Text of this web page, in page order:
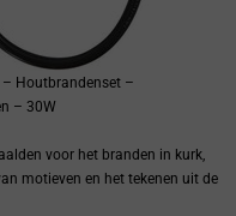
– Houtbrandenset –
– 30W
voor het branden in kurk,
motieven en het tekenen uit de